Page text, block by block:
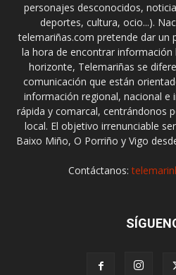
personajes desconocidos,
deportes, cultura, ocio...).
telemariñas.com pretende dar un
la hora de encontrar información
horizonte, Telemariñas se
comunicación que están
información regional, nacional e
rápida y comarcal, centrándonos
local. El objetivo irrenunciable
Baixo Miño, O Porriño y Vigo
Contáctanos: